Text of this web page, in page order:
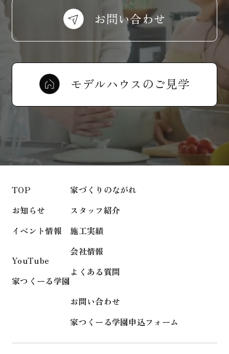
お問い合わせ
モデルハウスのご見学
TOP
お知らせ
イベント情報
YouTube
家つくーる学園
家づくりのながれ
スタッフ紹介
施工実績
会社情報
よくある質問
お問い合わせ
家つくーる学園申込フォーム